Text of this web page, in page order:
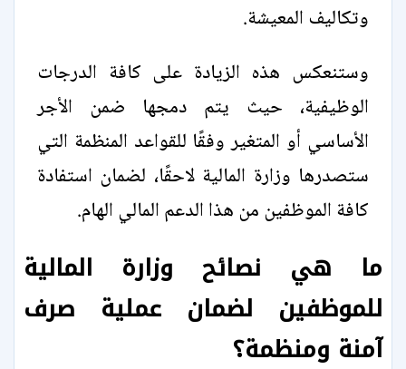
وتكاليف المعيشة.
وستنعكس هذه الزيادة على كافة الدرجات
الوظيفية، حيث يتم دمجها ضمن الأجر
الأساسي أو المتغير وفقًا للقواعد المنظمة التي
ستصدرها وزارة المالية لاحقًا، لضمان استفادة
كافة الموظفين من هذا الدعم المالي الهام.
ما هي نصائح وزارة المالية
للموظفين لضمان عملية صرف
آمنة ومنظمة؟